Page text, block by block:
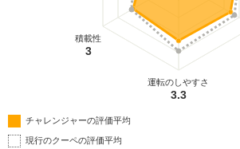
運転のしやすさ
3.3
積載性
3
チャレンジャーの評価平均
現行のクーペの評価平均